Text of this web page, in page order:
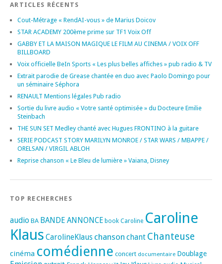
ARTICLES RÉCENTS
Cout-Métrage « RendAI-vous » de Marius Doicov
STAR ACADEMY 200ème prime sur TF1 Voix Off
GABBY ET LA MAISON MAGIQUE LE FILM AU CINEMA / VOIX OFF
BILLBOARD
Voix officielle BeIn Sports « Les plus belles affiches » pub radio & TV
Extrait parodie de Grease chantée en duo avec Paolo Domingo pour
un séminaire Séphora
RENAULT Mentions légales Pub radio
Sortie du livre audio « Votre santé optimisée » du Docteure Emilie
Steinbach
THE SUN SET Medley chanté avec Hugues FRONTINO à la guitare
SERIE PODCAST STORY MARILYN MONROE / STAR WARS / MBAPPE /
ORELSAN / VIRGIL ABLOH
Reprise chanson « Le Bleu de lumière » Vaiana, Disney
TOP RECHERCHES
audio BA BANDE ANNONCE book Caroline Caroline
Klaus CarolineKlaus chanson chant Chanteuse
cinéma comédienne concert documentaire Doublage